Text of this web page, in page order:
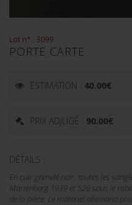
Lot n° : 3099
PORTE CARTE
ESTIMATION : 40.00€
PRIX ADJUGÉ : 90.00€
DÉTAILS :
En cuir grenelé noir, toutes les
Marienberg 1939 et 526 sous le
de la pièce. Le matériel allemand